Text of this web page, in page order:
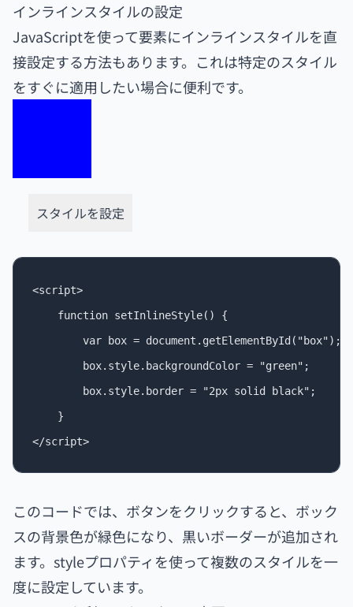
インラインスタイルの設定
JavaScriptを使って要素にインラインスタイルを直
接設定する方法もあります。これは特定のスタイル
をすぐに適用したい場合に便利です。
スタイルを設定
<script>
    function setInlineStyle() {
        var box = document.getElementById("box");
        box.style.backgroundColor = "green";
        box.style.border = "2px solid black";
    }
このコードでは、ボタンをクリックすると、ボック
スの背景色が緑色になり、黒いボーダーが追加され
ます。styleプロパティを使って複数のスタイルを一
度に設定しています。